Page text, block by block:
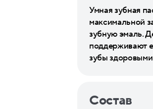
Умная зубная
максимальной
зубную эмаль.
поддерживают
зубы
Состав